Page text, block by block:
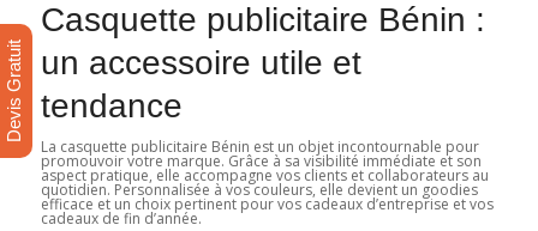
Casquette publicitaire Bénin :
un accessoire utile et
tendance
La casquette publicitaire Bénin est un objet incontournable pour
promouvoir votre marque. Grâce à sa visibilité immédiate et son
aspect pratique, elle accompagne vos clients et collaborateurs au
quotidien. Personnalisée à vos couleurs, elle devient un goodies
efficace et un choix pertinent pour vos cadeaux d’entreprise et vos
cadeaux de fin d’année.
Devis Gratuit